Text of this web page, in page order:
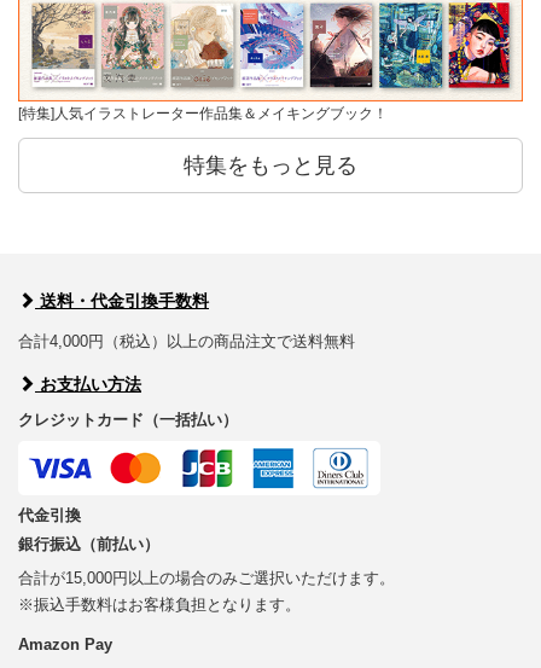
[特集]人気イラストレーター作品集＆メイキングブック！
特集をもっと見る
送料・代金引換手数料
合計4,000円（税込）以上の商品注文で送料無料
お支払い方法
クレジットカード（一括払い）
代金引換
銀行振込（前払い）
合計が15,000円以上の場合のみご選択いただけます。
※振込手数料はお客様負担となります。
Amazon Pay